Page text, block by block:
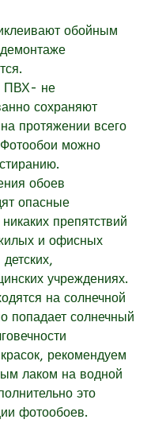
обойным
ПВХ- не
сохраняют
протяжении всего
можно
обоев
опасные
препятствий
и офисных
учреждениях.
на солнечной
попадает солнечный
рекомендуем
лаком на водной
это
фотообоев.